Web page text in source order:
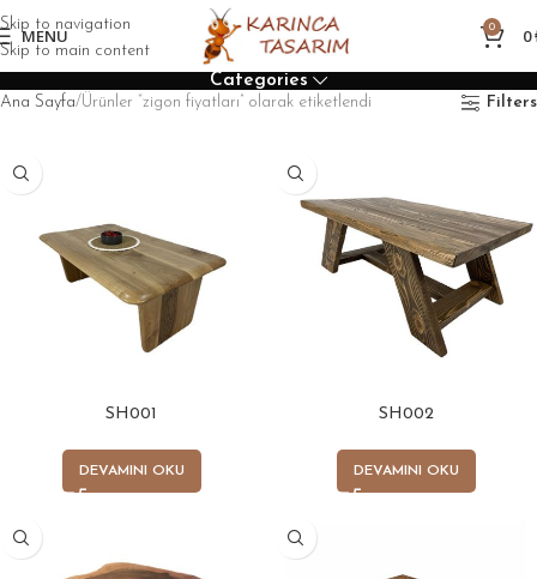
Skip to navigation
Skip to main content
MENU 0 0
Categories
Ana Sayfa Ürünler “zigon fiyatları” olarak etiketlendi Filters
SH001
DEVAMINI OKU
SH002
DEVAMINI OKU